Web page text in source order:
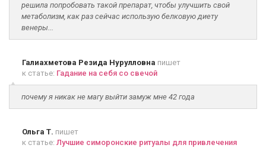
решила попробовать такой препарат, чтобы улучшить свой
метаболизм, как раз сейчас использую белковую диету
венеры...
Галиахметова Резида Нурулловна пишет
к статье: Гадание на себя со свечой
почему я никак не магу выйти замуж мне 42 года
Ольга Т. пишет
к статье: Лучшие симоронские ритуалы для привлечения